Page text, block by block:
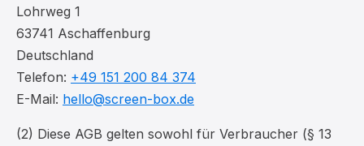
Lohrweg 1
63741 Aschaffenburg
Deutschland
Telefon: +49 151 200 84 374
E-Mail: hello@screen-box.de
(2) Diese AGB gelten sowohl für Verbraucher (§ 13